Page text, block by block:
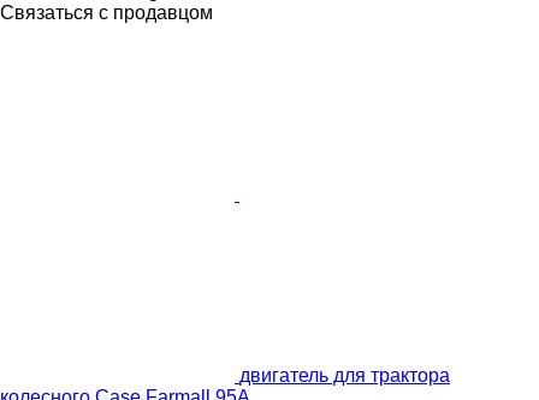
Связаться с продавцом
двигатель для трактора